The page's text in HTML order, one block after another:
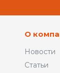
О
Новости
Статьи